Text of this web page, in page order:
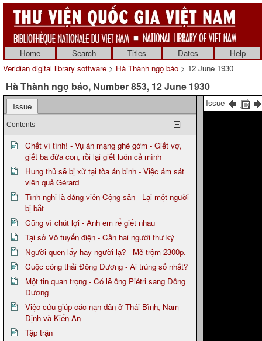
Home Search Titles Dates
Help
Veridian digital library software > Hà Thành ngọ báo > 12 June 1930
Hà Thành ngọ báo, Number 853, 12 June 1930
Issue
Contents
Chết vì tình! - Vụ án mạng ghê gớm - Giết vợ,
giết ba đứa con, rồi lại giết luôn cả mình
Hung thủ sẽ bị xử tại tòa án binh - Việc ám sát
viên quả Gérard
Tình nghi là đảng viên Cộng sản - Lại một người
bị bắt
Cũng vì chút lợi - Anh em rể giết nhau
Tại sở Vô tuyến điện - Cần hai người thư ký
Người quen lấy hay người lạ? - Mẻ trộm 2300p.
Cuộc công thải Đông Dương - Ai trúng số nhất?
Một tin quan trọng - Có lẽ ông Piétri sang Đông
Dương
Việc cứu giúp các nạn dân ở Thái Bình, Nam
Định và Kiến An
Tập trận
Issue